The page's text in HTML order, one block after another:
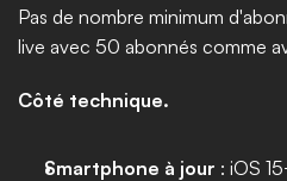
Pas de nombre minimum
live avec 50 abonnés comme
Côté technique.
Smartphone à jour : iOS